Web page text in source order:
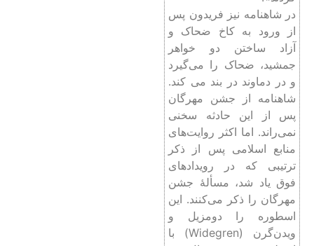
در شاهنامه نیز فریدون پس
از ورود به کاخ ضحاک و
آزاد ساختن دو خواهر
جمشید، ضحاک را می‌گیرد
و در دماوند در بند می کند.
شاهنامه از جشن مهرگان
پس از این حادثه سخنی
نمی‌راند. اما اکثر روایت‌های
منابع اسلامی پس از ذکر
ترتیبی که در رویدادهای
فوق یاد شد، مسألۀ جشن
مهرگان را ذکر می‌کنند. این
اسطوره را دومزیل و
ویدن‌گرن (Widegren) با